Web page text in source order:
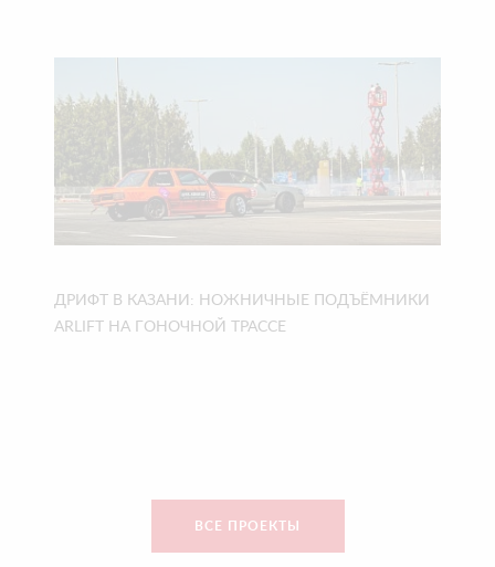
ДРИФТ В КАЗАНИ: НОЖНИЧНЫЕ ПОДЪЁМНИКИ
ARLIFT НА ГОНОЧНОЙ ТРАССЕ
ВСЕ ПРОЕКТЫ